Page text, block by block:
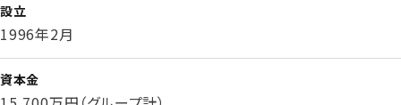
設立
1996年2月
資本金